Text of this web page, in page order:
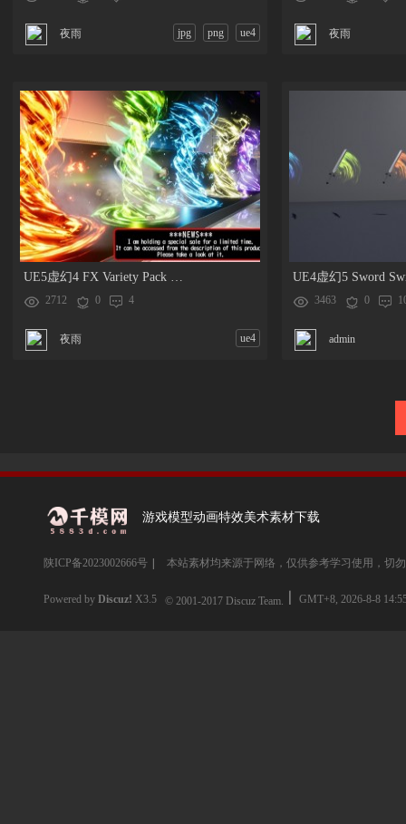
夜雨 jpg png ue4 夜雨
UE5虚幻4 FX Variety Pack 魔幻黑洞龙卷风气场魔法阵技能特效
2712 0 4
夜雨 ue4
3463 0
admin
游戏模型动画特效美术素材下载
陕ICP备2023002666号 本站素材均来源于网络，仅供参考学习使用，切
Powered by Discuz! X3.5 © 2001-2017 Discuz Team. GMT+8, 2026-8-8